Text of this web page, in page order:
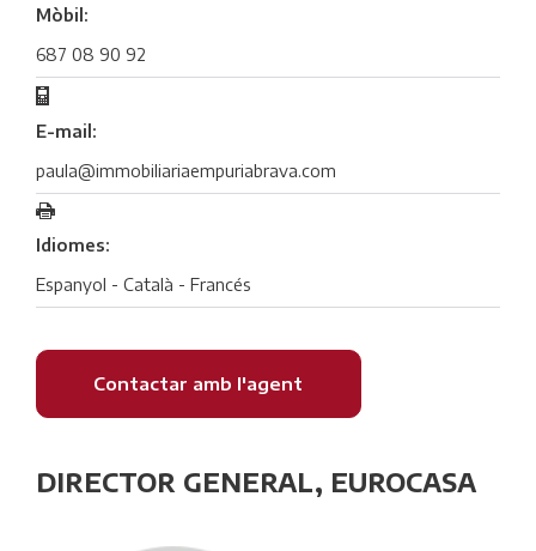
Mòbil:
687 08 90 92
E-mail:
paula@immobiliariaempuriabrava.com
Idiomes:
Espanyol - Català - Francés
Contactar amb l'agent
DIRECTOR GENERAL, EUROCASA